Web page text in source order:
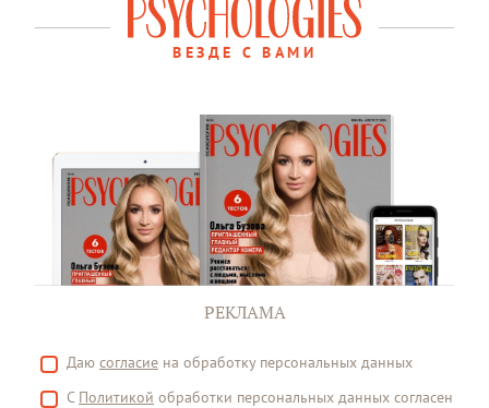
ВЕЗДЕ С ВАМИ
РЕКЛАМА
Даю согласие на обработку персональных данных
С Политикой обработки персональных данных согласен